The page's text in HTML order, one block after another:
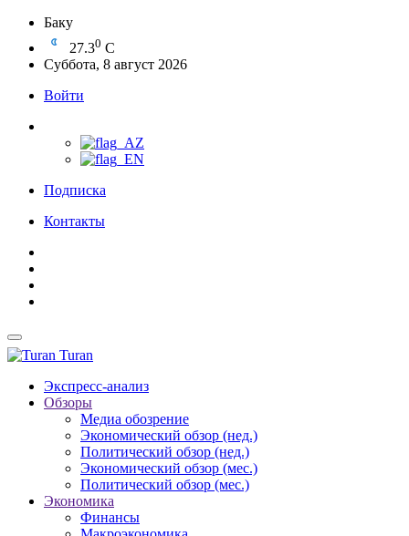
Баку
27.30 C
Суббота, 8 август 2026
Войти
Подписка
Контакты
Turan
Экспресс-анализ
Обзоры
Медиа обозрение
Экономический обзор (нед.)
Политический обзор (нед.)
Экономический обзор (мес.)
Политический обзор (мес.)
Экономика
Финансы